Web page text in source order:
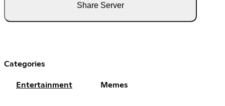
Share Server
Categories
Entertainment Memes